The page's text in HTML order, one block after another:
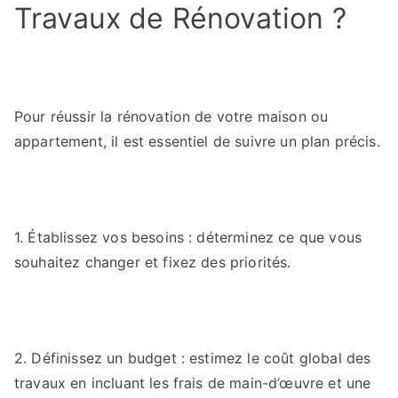
Travaux de Rénovation ?
Pour réussir la rénovation de votre maison ou
appartement, il est essentiel de suivre un plan précis.
1. Établissez vos besoins : déterminez ce que vous
souhaitez changer et fixez des priorités.
2. Définissez un budget : estimez le coût global des
travaux en incluant les frais de main-d’œuvre et une